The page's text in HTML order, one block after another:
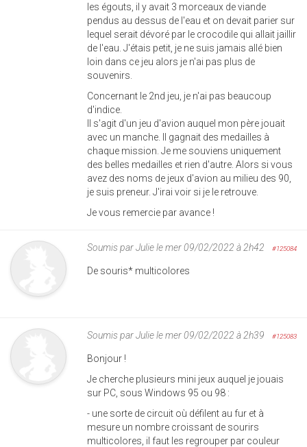
les égouts, il y avait 3 morceaux de viande
pendus au dessus de l'eau et on devait parier sur
lequel serait dévoré par le crocodile qui allait jaillir
de l'eau. J'étais petit, je ne suis jamais allé bien
loin dans ce jeu alors je n'ai pas plus de
souvenirs.
Concernant le 2nd jeu, je n'ai pas beaucoup
d'indice.
Il s'agit d'un jeu d'avion auquel mon père jouait
avec un manche. Il gagnait des medailles à
chaque mission. Je me souviens uniquement
des belles medailles et rien d'autre. Alors si vous
avez des noms de jeux d'avion au milieu des 90,
je suis preneur. J'irai voir si je le retrouve.
Je vous remercie par avance !
Soumis parJuliele mer 09/02/2022 à 2h42 #125084
De souris* multicolores
Soumis parJuliele mer 09/02/2022 à 2h39 #125083
Bonjour !
Je cherche plusieurs mini jeux auquel je jouais
sur PC, sous Windows 95 ou 98 :
- une sorte de circuit où défilent au fur et à
mesure un nombre croissant de sourirs
multicolores, il faut les regrouper par couleur